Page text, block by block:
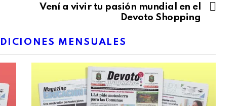
Vení a vivir tu pasión mundial en el
Devoto Shopping
MENSUALES